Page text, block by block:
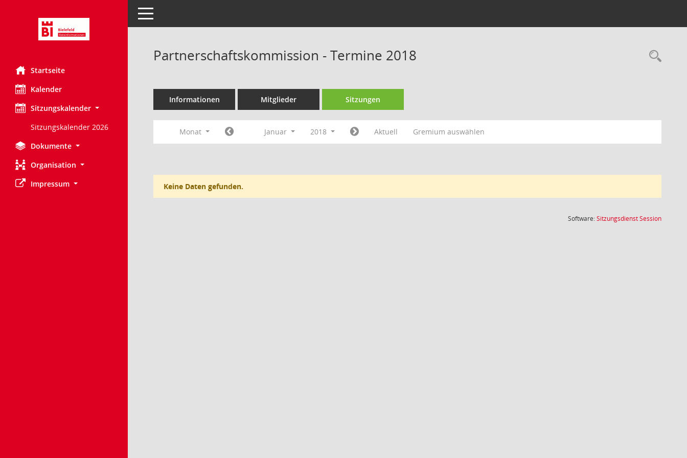
Startseite
Kalender
Sitzungskalender
Sitzungskalender 2026
Dokumente
Organisation
Impressum
Toggle navigation
Partnerschaftskommission - Termine 2018
Informationen Mitglieder Sitzungen
Monat Januar 2018 Aktuell Gremium auswählen
Keine Daten gefunden.
Software:SitzungsdienstSession(Wird in